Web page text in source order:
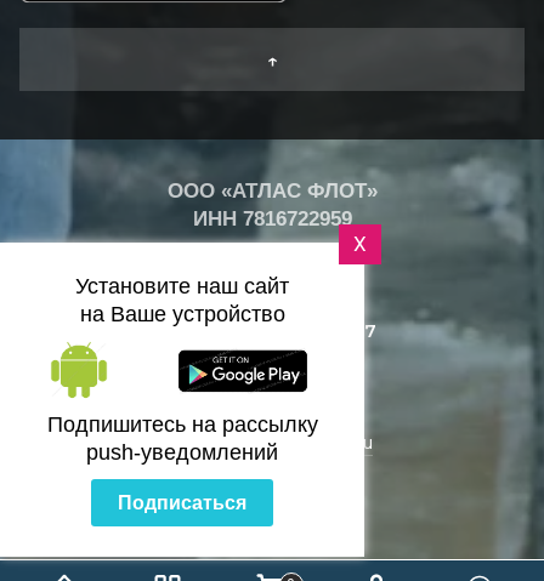
↑
ООО «АТЛАС ФЛОТ»
ИНН 7816722959
C
+7 (812) 418-25-77
Санкт-Петербург
zakaz@bazaflota.ru
X
Установите наш сайт
на Ваше устройство
Подпишитесь на рассылку
push-уведомлений
Подписаться